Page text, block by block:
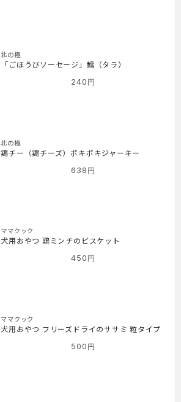
北の極
「ごほうびソーセージ」鱈（タラ）
240 円
北の極
鶏チー（鶏チーズ）ポキポキジャーキー
638 円
ママクック
犬用おやつ 鶏ミンチのビスケット
450 円
ママクック
犬用おやつ フリーズドライのササミ 粒タイプ
500 円